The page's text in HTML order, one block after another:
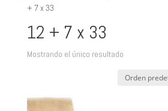
+ 7 x 33
12 + 7 x 33
Mostrando el único resultado